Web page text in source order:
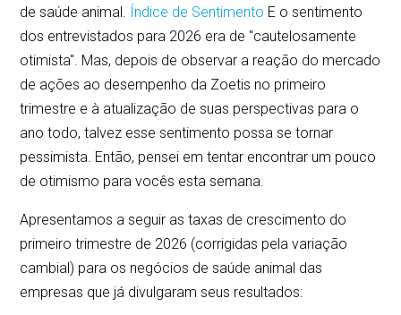
de saúde animal. Índice de Sentimento E o sentimento
dos entrevistados para 2026 era de "cautelosamente
otimista". Mas, depois de observar a reação do mercado
de ações ao desempenho da Zoetis no primeiro
trimestre e à atualização de suas perspectivas para o
ano todo, talvez esse sentimento possa se tornar
pessimista. Então, pensei em tentar encontrar um pouco
de otimismo para vocês esta semana.
Apresentamos a seguir as taxas de crescimento do
primeiro trimestre de 2026 (corrigidas pela variação
cambial) para os negócios de saúde animal das
empresas que já divulgaram seus resultados: